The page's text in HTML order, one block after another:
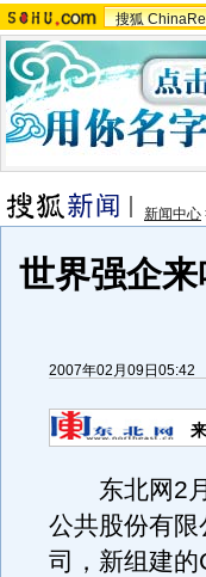
搜狐
新闻中心
世界强企
2007年02月09日05:42
东北网2月
公共股份有
司，新组建